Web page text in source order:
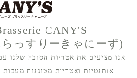
CANY'S
っすりーきゃにーず)
אנו מציעים את אטריות הסובה שלנו
אותנטיות ואטריות מטוגנות